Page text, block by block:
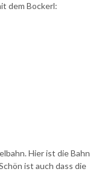
dem Bockerl:
Hier ist die Bahn
ist auch dass die